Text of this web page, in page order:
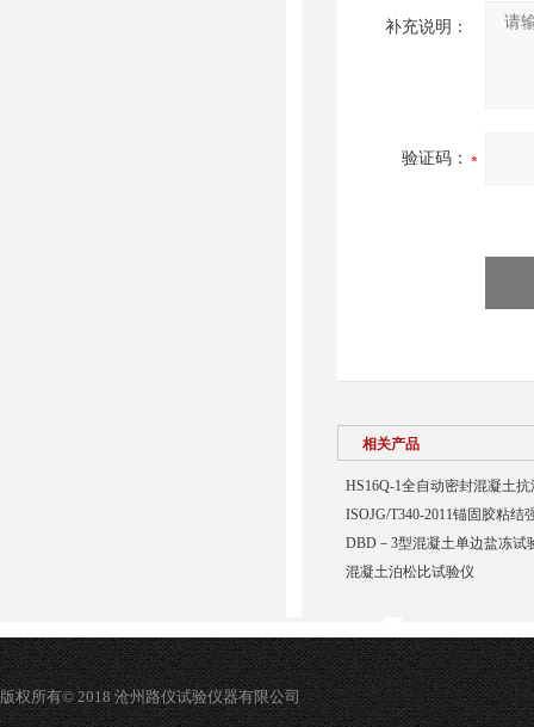
补充说明：
验证码：
相关产品
HS16Q-1全自动密封混凝土抗
ISOJG/T340-2011锚固胶粘结
DBD－3型混凝土单边盐冻试
混凝土泊松比试验仪
版权所有© 2018 沧州路仪试验仪器有限公司